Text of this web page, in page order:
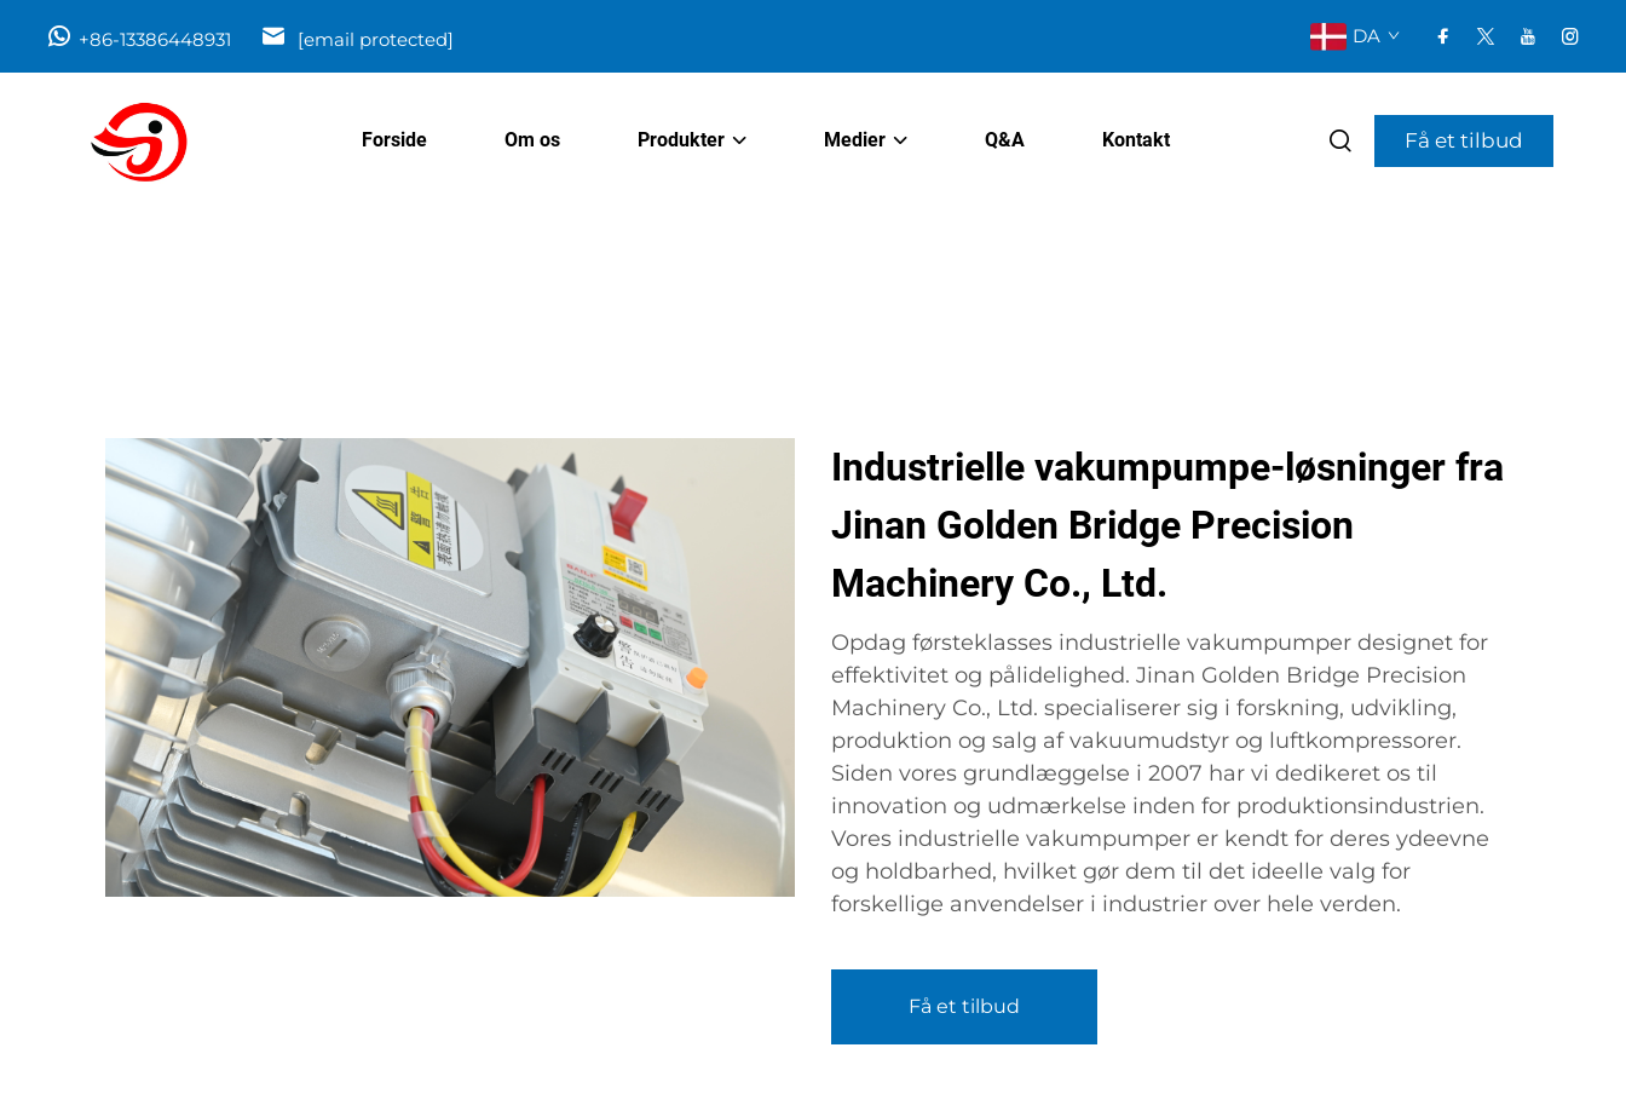
+86-13386448931 [email protected] DA
Forside Om os Produkter Medier Q&A Kontakt Få et tilbud
Industrielle vakumpumpe-løsninger fra
Jinan Golden Bridge Precision
Machinery Co., Ltd.
Opdag førsteklasses industrielle vakumpumper designet for
effektivitet og pålidelighed. Jinan Golden Bridge Precision
Machinery Co., Ltd. specialiserer sig i forskning, udvikling,
produktion og salg af vakuumudstyr og luftkompressorer.
Siden vores grundlæggelse i 2007 har vi dedikeret os til
innovation og udmærkelse inden for produktionsindustrien.
Vores industrielle vakumpumper er kendt for deres ydeevne
og holdbarhed, hvilket gør dem til det ideelle valg for
forskellige anvendelser i industrier over hele verden.
Få et tilbud